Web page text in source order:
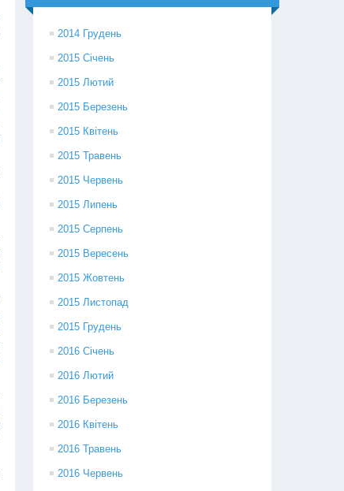
2014 Грудень
2015 Січень
2015 Лютий
2015 Березень
2015 Квітень
2015 Травень
2015 Червень
2015 Липень
2015 Серпень
2015 Вересень
2015 Жовтень
2015 Листопад
2015 Грудень
2016 Січень
2016 Лютий
2016 Березень
2016 Квітень
2016 Травень
2016 Червень